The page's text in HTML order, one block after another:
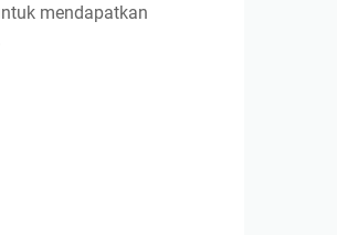
mendapatkan